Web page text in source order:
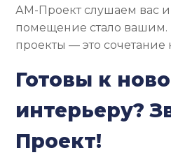
АМ-Проект слушаем вас и
помещение стало
проекты — это сочетание
Готовы к
интерьеру?
Проект!